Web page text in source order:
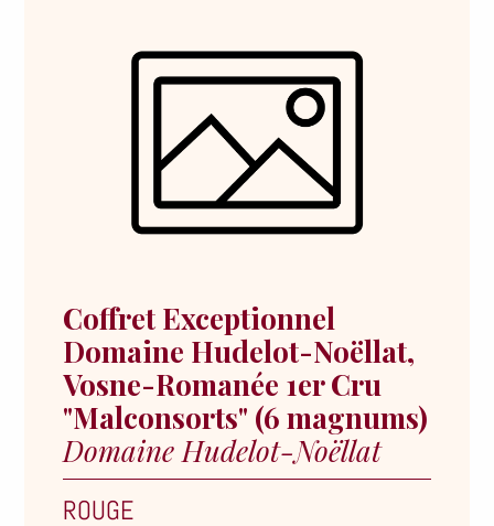
Coffret Exceptionnel
Domaine Hudelot-Noëllat,
Vosne-Romanée 1er Cru
"Malconsorts" (6 magnums)
Domaine Hudelot-Noëllat
ROUGE